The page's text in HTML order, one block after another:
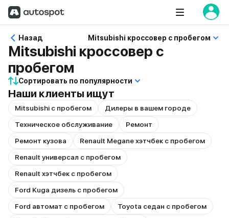
Назад Mitsubishi кроссовер с пробегом
Mitsubishi кроссовер с
пробегом
Сортировать по популярности
Наши клиенты ищут
Mitsubishi с пробегом
Дилеры в вашем городе
Техническое обслуживание
Ремонт
Ремонт кузова
Renault Megane хэтчбек с пробегом
Renault универсал с пробегом
Renault хэтчбек с пробегом
Ford Kuga дизель с пробегом
Ford автомат с пробегом
Toyota седан с пробегом